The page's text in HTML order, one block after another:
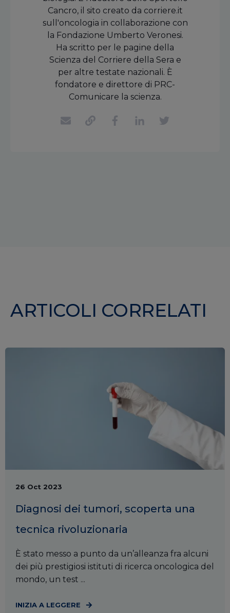
Cancro, il sito creato da corriere.it
sull'oncologia in collaborazione con
la Fondazione Umberto Veronesi.
Ha scritto per le pagine della
Scienza del Corriere della Sera e
per altre testate nazionali. È
fondatore e direttore di PRC-
Comunicare la scienza.
ARTICOLI CORRELATI
26 Oct 2023
Diagnosi dei tumori, scoperta una
tecnica rivoluzionaria
È stato messo a punto da un’alleanza fra alcuni
dei più prestigiosi istituti di ricerca oncologica del
mondo, un test ...
INIZIA A LEGGERE